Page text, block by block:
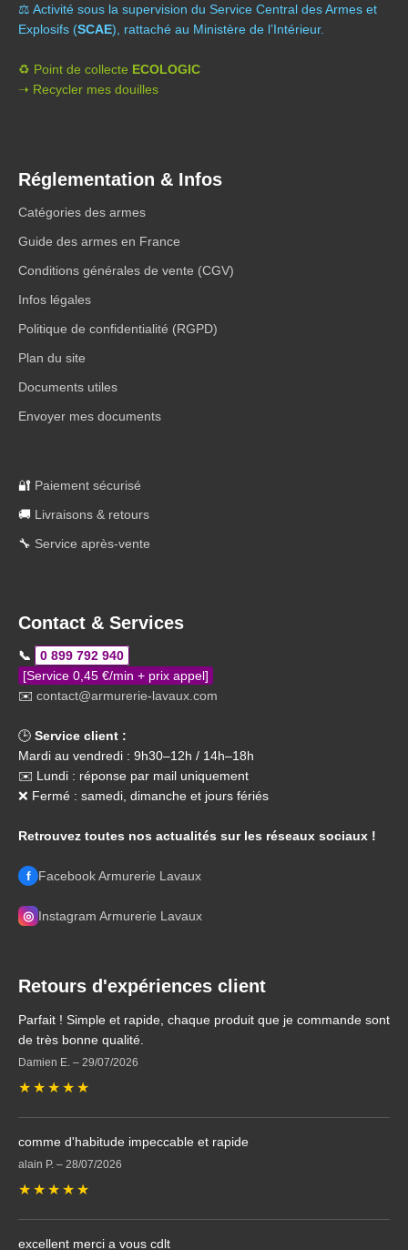
⚖️ Activité sous la supervision du Service Central des Armes et
Explosifs (SCAE), rattaché au Ministère de l’Intérieur.
♻️ Point de collecte ECOLOGIC
➝ Recycler mes douilles
Réglementation & Infos
Catégories des armes
Guide des armes en France
Conditions générales de vente (CGV)
Infos légales
Politique de confidentialité (RGPD)
Plan du site
Documents utiles
Envoyer mes documents
🔐 Paiement sécurisé
🚚 Livraisons & retours
🔧 Service après-vente
Contact & Services
📞
0 899 792 940
[Service 0,45 €/min + prix appel]
✉️ contact@armurerie-lavaux.com
🕒 Service client :
Mardi au vendredi : 9h30–12h / 14h–18h
✉️ Lundi : réponse par mail uniquement
❌ Fermé : samedi, dimanche et jours fériés
Retrouvez toutes nos actualités sur les réseaux sociaux !
f Facebook Armurerie Lavaux
◎ Instagram Armurerie Lavaux
Retours d'expériences client
Parfait ! Simple et rapide, chaque produit que je commande sont
de très bonne qualité.
Damien E. – 29/07/2026
★ ★ ★ ★ ★
comme d'habitude impeccable et rapide
alain P. – 28/07/2026
★ ★ ★ ★ ★
excellent merci a vous cdlt